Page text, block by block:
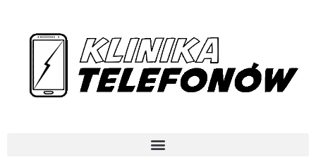
content
Menu